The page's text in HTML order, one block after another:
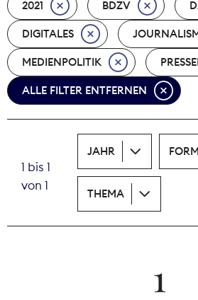
Nachhaltigkeit
Nachwuchs
Nova Award
Print
Wächterpreis
2021 BDZV
DIGITALES
MEDIENPOLITIK
ALLE FILTER ENTFERNEN
1 bis 1
von 1
JAHR
THEMA
1